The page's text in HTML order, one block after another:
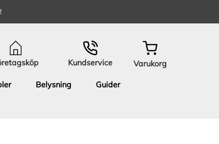
Kundservice Varukorg
Belysning Guider